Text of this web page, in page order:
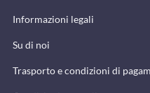
Informazioni legali
Su di noi
Trasporto e condizioni di